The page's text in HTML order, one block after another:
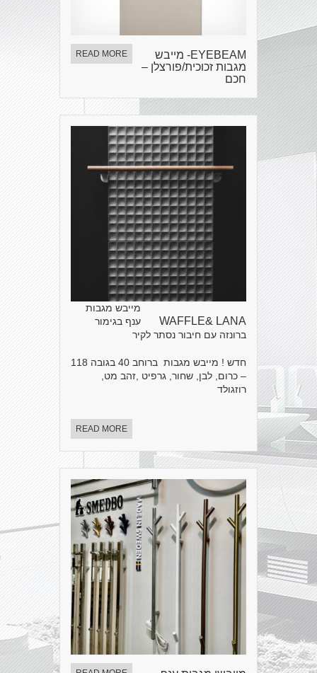
EYEBEAM- מייבש
מגבות זכוכית/פורצלן –
חכם
READ MORE
WAFFLE& LANA
מייבש מגבות
ענף בגימור
ברונזה עם חיבור נסתר לקיר
חדש ! מייבש מגבות ברוחב 40 בגובה 118
– כרום, לבן, שחור, גרפיט ,זהב מט,
רוזגולד
READ MORE